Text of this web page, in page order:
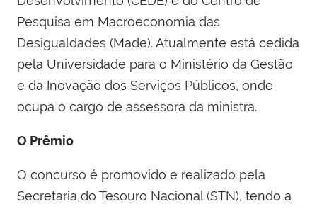
Pesquisa em Macroeconomia das
Desigualdades (Made). Atualmente está cedida
pela Universidade para o Ministério da Gestão
e da Inovação dos Serviços Públicos, onde
ocupa o cargo de assessora da ministra.
O Prêmio
O concurso é promovido e realizado pela
Secretaria do Tesouro Nacional (STN), tendo a